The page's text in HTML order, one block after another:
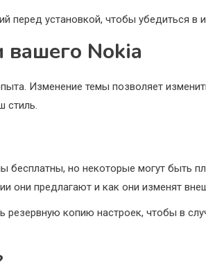
перед установкой, чтобы убедиться в
Nokia
Изменение темы позволяет
стиль.
бесплатны, но некоторые могут быть
они предлагают и как они изменят
резервную копию настроек, чтобы в